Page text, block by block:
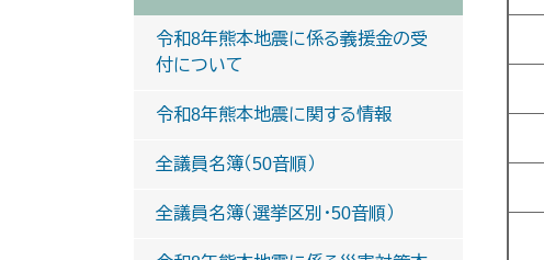
令和8年熊本地震に係る義援金の受
付について
令和8年熊本地震に関する情報
全議員名簿（50音順）
全議員名簿（選挙区別・50音順）